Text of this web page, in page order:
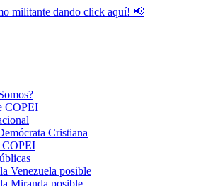
militante dando click aquí! 📢
COPEI
Cristiana
COPEI
Venezuela posible
Miranda posible